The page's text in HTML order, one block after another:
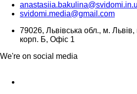
svidomi.media@gmail.com
79026, Львівська обл., м.
корп. Б, Офіс 1
We're on social media